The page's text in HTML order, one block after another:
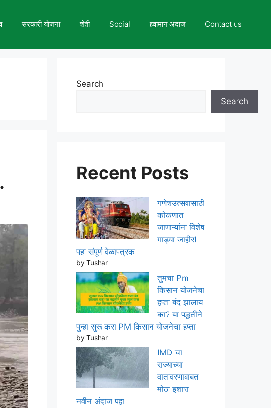
सरकारी योजना शेती Social हवामान अंदाज Contact us
Search
Search
Recent Posts
गणेशउत्सवासाठी
कोकणात
जाणाऱ्यांना विशेष
गाड्या जाहीर!
पहा संपूर्ण वेळापत्रक
by Tushar
तुमचा Pm
किसान योजनेचा
हप्ता बंद झालाय
का? या पद्धतीने
पुन्हा सुरू करा PM किसान योजनेचा हप्ता
by Tushar
IMD चा
राज्याच्या
वातावरणाबाबत
मोठा इशारा
नवीन अंदाज पहा